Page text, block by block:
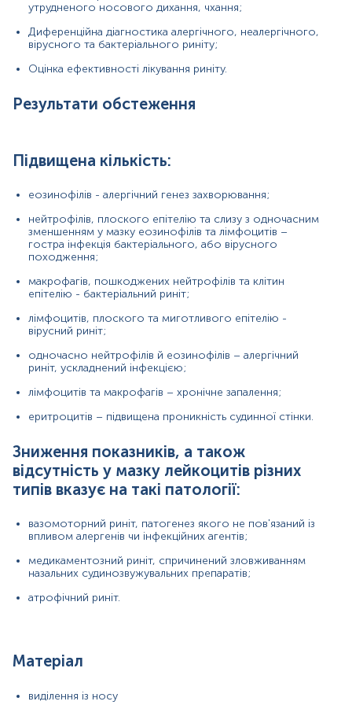
алергічний риніт, ускладнений інфекцією;
лімфоцитів та макрофагів – хронічне запалення;
стінки.
вазомоторний риніт, патогенез якого не
агентів;
медикаментозний риніт, спричинений
зловживанням назальних судинозвужувальних
препаратів;
атрофічний риніт.
Матеріал
виділення із носу
вимірювань можуть змінюватися у відповідності до зміни
після закінчення курсу лікування антибактеріальними,
імунобіологічними, протигрибковими, противірусними
препаратами.
За 24 год утриматись від вживання алкоголю, не застосовувати
місцеві препарати (краплі, спреї тощо).
Застереження!
необхідно проінформувати адміністратора на пункті забору
відбір біоматеріалу не раніше, ніж через 4-5 год після
утрудненого носового дихання, чхання;
Диференційна діагностика алергічного, неалергічного,
вірусного та бактеріального риніту;
Оцінка ефективності лікування риніту.
Результати обстеження
Підвищена кількість:
еозинофілів - алергічний генез захворювання;
нейтрофілів, плоского епітелію та слизу з одночасним
зменшенням у мазку еозинофілів та лімфоцитів –
гостра інфекція бактеріального, або вірусного
походження;
макрофагів, пошкоджених нейтрофілів та клітин
епітелію - бактеріальний риніт;
лімфоцитів, плоского та миготливого епітелію -
вірусний риніт;
одночасно нейтрофілів й еозинофілів – алергічний
риніт, ускладнений інфекцією;
лімфоцитів та макрофагів – хронічне запалення;
еритроцитів – підвищена проникність судинної стінки.
Зниження показників, а також
відсутність у мазку лейкоцитів різних
типів вказує на такі патології:
вазомоторний риніт, патогенез якого не пов'язаний із
впливом алергенів чи інфекційних агентів;
медикаментозний риніт, спричинений зловживанням
назальних судинозвужувальних препаратів;
атрофічний риніт.
Матеріал
виділення із носу